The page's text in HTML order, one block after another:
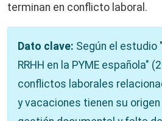
terminan en conflicto laboral.
Dato clave: Según el estudio
RRHH en la PYME española"
conflictos laborales
y vacaciones tienen su origen